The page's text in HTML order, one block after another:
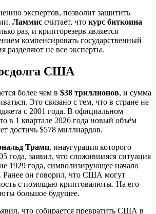
экспертов, позволит защитить
Ламмис считает, что курс биткоина
раз, и крипторезерв является
компенсировать государственный
разделяют не все эксперты.
США
более чем в $38 триллионов, и сумма
Это связано с тем, что в стране не
с 2001 года. В официальном
в 1 квартале 2026 года новый объём
достичь $578 миллиардов.
Трамп, инаугурация которого
года, заявил, что сложившаяся ситуация
1929 года, символизирующее начало
Ранее он говорил, что США могут
с помощью криптовалюты. На его
большое будущее.
что собирается превратить США в